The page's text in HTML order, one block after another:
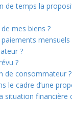
de temps la
mes biens ?
mensuels
?
?
de consommateur ?
le cadre d’une
situation financière